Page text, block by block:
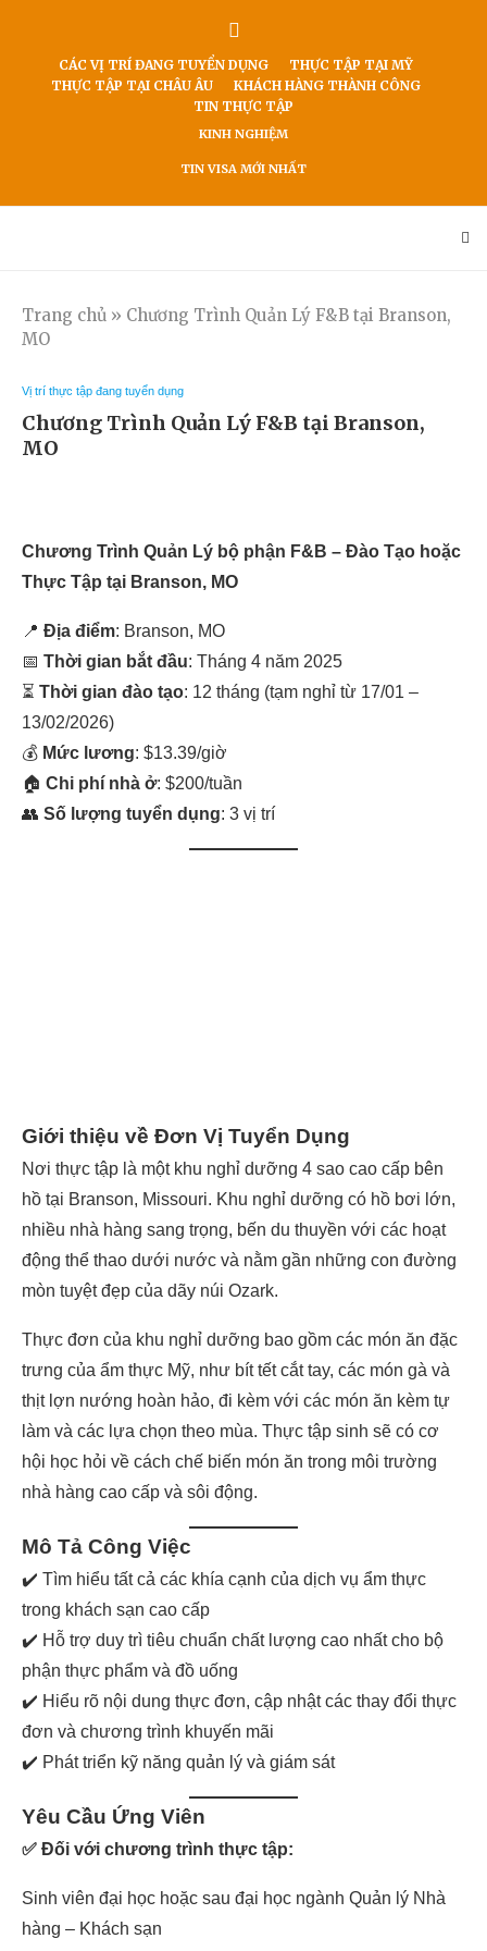
CÁC VỊ TRÍ ĐANG TUYỂN DỤNG
THỰC TẬP TẠI MỸ
THỰC TẬP TẠI CHÂU ÂU
KHÁCH HÀNG THÀNH CÔNG
TIN THỰC TẬP
KINH NGHIỆM
TIN VISA MỚI NHẤT
Trang chủ » Chương Trình Quản Lý F&B tại Branson,
MO
Vị trí thực tập đang tuyển dụng
Chương Trình Quản Lý F&B tại Branson,
MO
Chương Trình Quản Lý bộ phận F&B – Đào Tạo hoặc
Thực Tập tại Branson, MO
📍 Địa điểm: Branson, MO
📅 Thời gian bắt đầu: Tháng 4 năm 2025
⏳ Thời gian đào tạo: 12 tháng (tạm nghỉ từ 17/01 –
13/02/2026)
💰 Mức lương: $13.39/giờ
🏠 Chi phí nhà ở: $200/tuần
👥 Số lượng tuyển dụng: 3 vị trí
Giới thiệu về Đơn Vị Tuyển Dụng
Nơi thực tập là một khu nghỉ dưỡng 4 sao cao cấp bên
hồ tại Branson, Missouri. Khu nghỉ dưỡng có hồ bơi lớn,
nhiều nhà hàng sang trọng, bến du thuyền với các hoạt
động thể thao dưới nước và nằm gần những con đường
mòn tuyệt đẹp của dãy núi Ozark.
Thực đơn của khu nghỉ dưỡng bao gồm các món ăn đặc
trưng của ẩm thực Mỹ, như bít tết cắt tay, các món gà và
thịt lợn nướng hoàn hảo, đi kèm với các món ăn kèm tự
làm và các lựa chọn theo mùa. Thực tập sinh sẽ có cơ
hội học hỏi về cách chế biến món ăn trong môi trường
nhà hàng cao cấp và sôi động.
Mô Tả Công Việc
✔️ Tìm hiểu tất cả các khía cạnh của dịch vụ ẩm thực
trong khách sạn cao cấp
✔️ Hỗ trợ duy trì tiêu chuẩn chất lượng cao nhất cho bộ
phận thực phẩm và đồ uống
✔️ Hiểu rõ nội dung thực đơn, cập nhật các thay đổi thực
đơn và chương trình khuyến mãi
✔️ Phát triển kỹ năng quản lý và giám sát
Yêu Cầu Ứng Viên
✅ Đối với chương trình thực tập:
Sinh viên đại học hoặc sau đại học ngành Quản lý Nhà
hàng – Khách sạn